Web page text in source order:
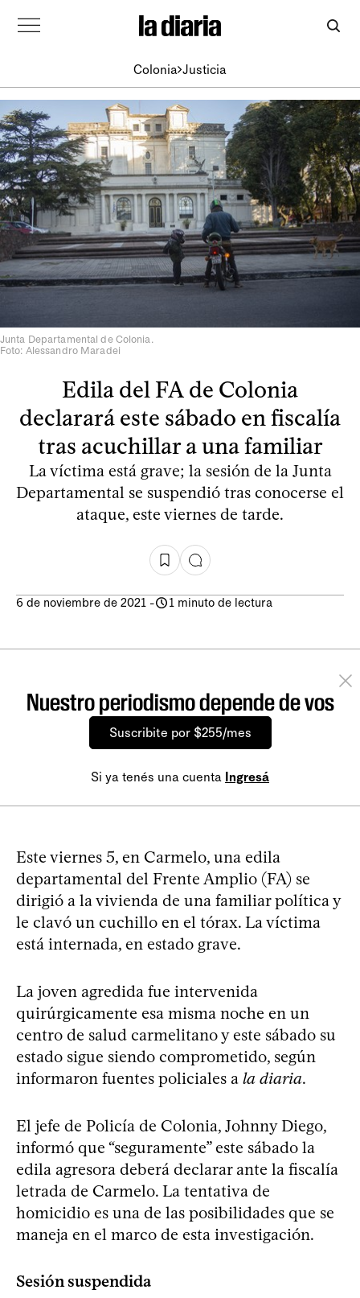
Colonia Justicia
Junta Departamental de Colonia.
Foto: Alessandro Maradei
Edila del FA de Colonia
declarará este sábado en fiscalía
tras acuchillar a una familiar
La víctima está grave; la sesión de la Junta
Departamental se suspendió tras conocerse el
ataque, este viernes de tarde.
6 de noviembre de 2021 - 1 minuto de lectura
Nuestro periodismo depende de vos
Suscribite por $255/mes
Si ya tenés una cuenta Ingresá
Este viernes 5, en Carmelo, una edila
departamental del Frente Amplio (FA) se
dirigió a la vivienda de una familiar política y
le clavó un cuchillo en el tórax. La víctima
está internada, en estado grave.
La joven agredida fue intervenida
quirúrgicamente esa misma noche en un
centro de salud carmelitano y este sábado su
estado sigue siendo comprometido, según
informaron fuentes policiales a la diaria.
El jefe de Policía de Colonia, Johnny Diego,
informó que “seguramente” este sábado la
edila agresora deberá declarar ante la fiscalía
letrada de Carmelo. La tentativa de
homicidio es una de las posibilidades que se
maneja en el marco de esta investigación.
Sesión suspendida